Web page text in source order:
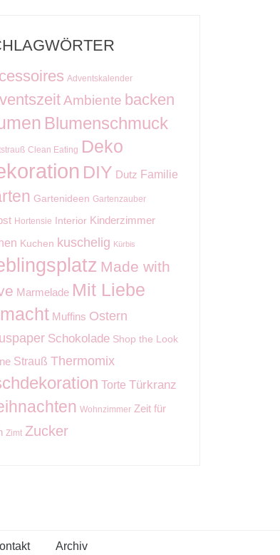
Adventskalender
Ambiente backen
Blumenschmuck
Clean Eating Deko
DIY Dutz Familie
Gartenideen Gartenzauber
Hortensie Interior Kinderzimmer
Kuchen kuschelig Kürbis
Made with
Marmelade Mit Liebe
Muffins Ostern
Schokolade Shop the Look
Strauß Thermomix
Torte Türkranz
Wohnzimmer Zeit für
Zimt Zucker
Archiv